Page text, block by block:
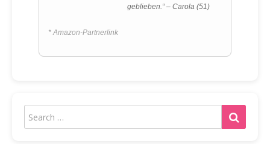
geblieben.“ – Carola (51)
* Amazon-Partnerlink